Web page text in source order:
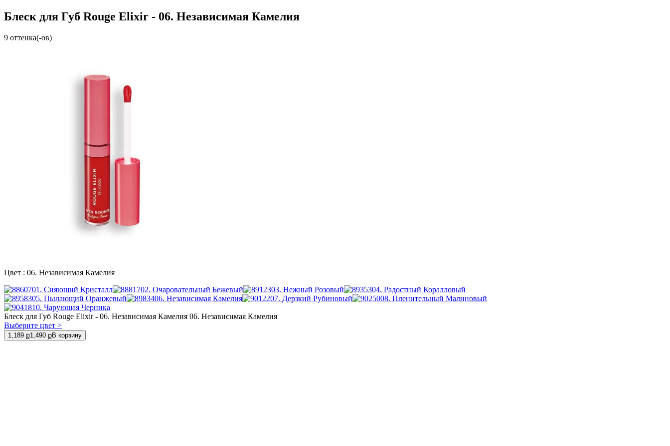
Блеск для Губ Rouge Elixir - 06. Независимая Камелия
9 оттенка(-ов)
Цвет : 06. Независимая Камелия
01. Сияющий Кристалл
02. Очаровательный Бежевый 03. Нежный Розовый
04. Радостный Коралловый
05. Пылающий Оранжевый
06. Независимая Камелия 07. Дерзкий Рубиновый
08. Пленительный Малиновый
10. Чарующая Черника
Блеск для Губ Rouge Elixir - 06. Независимая Камелия 06. Независимая Камелия
Выберите цвет >
1,189 ք1,490 քВ корзину